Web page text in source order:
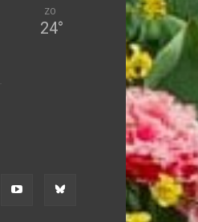
ZO
24°